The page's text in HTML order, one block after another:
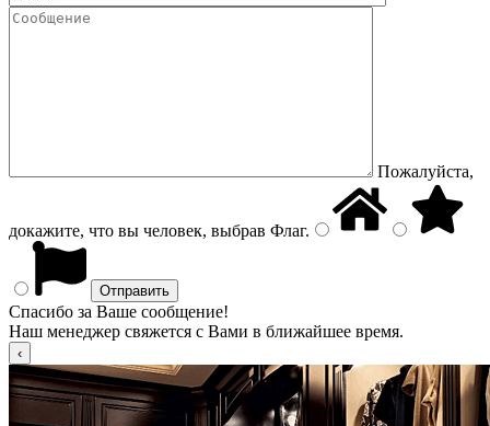
Пожалуйста,
докажите, что вы человек, выбрав Флаг.
Спасибо за Ваше сообщение!
Наш менеджер свяжется с Вами в ближайшее время.